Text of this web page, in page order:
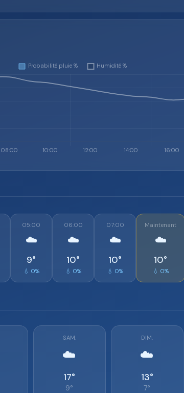
05:00
☁️
9°
💧 0%
06:00
☁️
10°
💧 0%
07:00
☁️
10°
💧 0%
Maintenant
☁️
10°
💧 0%
SAM.
☁️
17°
9°
DIM.
☁️
13°
7°